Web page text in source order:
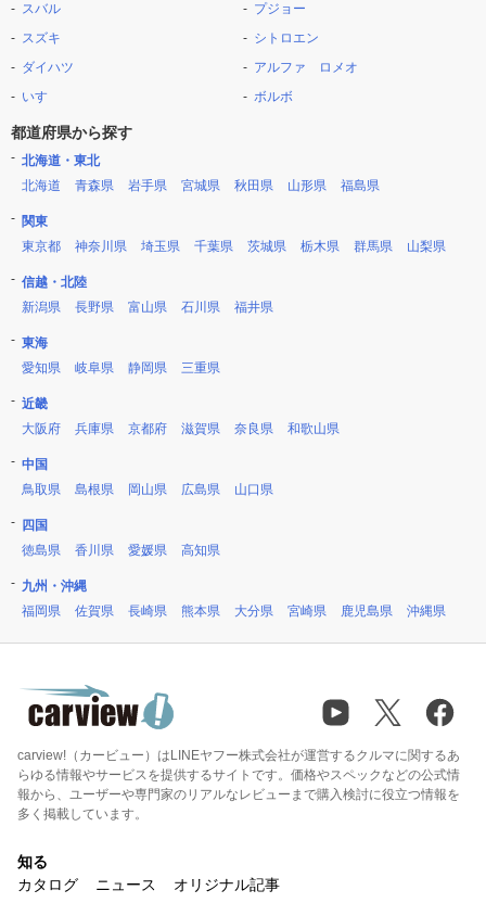
スバル
スズキ
ダイハツ
いすゞ
プジョー
シトロエン
アルファ ロメオ
ボルボ
都道府県から探す
北海道・東北
北海道
青森県 岩手県 宮城県 秋田県 山形県 福島県
関東
東京都
神奈川県 埼玉県 千葉県 茨城県 栃木県 群馬県 山梨県
信越・北陸
新潟県
長野県 富山県 石川県 福井県
東海
愛知県
岐阜県 静岡県 三重県
近畿
大阪府
兵庫県 京都府 滋賀県 奈良県 和歌山県
中国
鳥取県
島根県 岡山県 広島県 山口県
四国
徳島県
香川県 愛媛県 高知県
九州・沖縄
福岡県
佐賀県 長崎県 熊本県 大分県 宮崎県 鹿児島県 沖縄県
carview!（カービュー）はLINEヤフー株式会社が運営するクルマに関するあ
らゆる情報やサービスを提供するサイトです。価格やスペックなどの公式情
報から、ユーザーや専門家のリアルなレビューまで購入検討に役立つ情報を
多く掲載しています。
知る
カタログ
ニュース オリジナル記事